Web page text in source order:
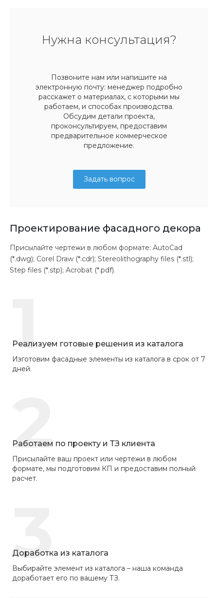
Нужна консультация?
Позвоните нам или напишите на
электронную почту: менеджер подробно
расскажет о материалах, с которыми мы
работаем, и способах производства.
Обсудим детали проекта,
проконсультируем, предоставим
предварительное коммерческое
предложение.
Задать вопрос
Проектирование фасадного декора
Присылайте чертежи в любом формате: AutoCad
(*.dwg); Corel Draw (*.cdr); Stereolithography files (*.stl);
Step files (*.stp); Acrobat (*.pdf).
1
Реализуем готовые решения из каталога
Изготовим фасадные элементы из каталога в срок от 7
дней.
2
Работаем по проекту и ТЗ клиента
Присылайте ваш проект или чертежи в любом
формате, мы подготовим КП и предоставим полный
расчет.
3
Доработка из каталога
Выбирайте элемент из каталога – наша команда
доработает его по вашему ТЗ.